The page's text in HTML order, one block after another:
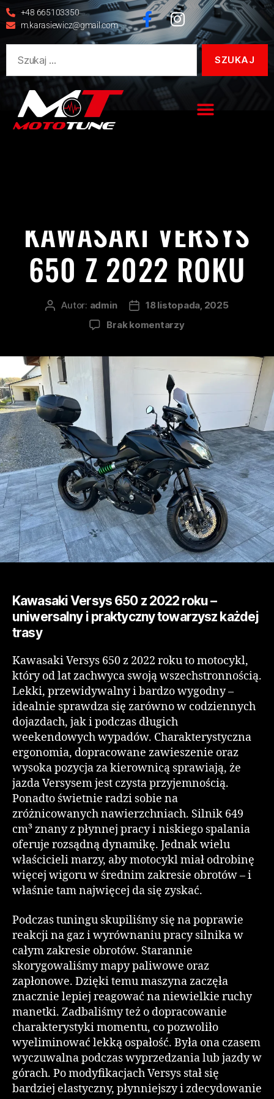
+48 665103350
m.karasiewicz@gmail.com
KAWASAKI VERSYS
650 Z 2022 ROKU
Autor: admin
18 listopada, 2025
Brak komentarzy
Kawasaki Versys 650 z 2022 roku –
uniwersalny i praktyczny towarzysz każdej
trasy
Kawasaki Versys 650 z 2022 roku to motocykl,
który od lat zachwyca swoją wszechstronnością.
Lekki, przewidywalny i bardzo wygodny –
idealnie sprawdza się zarówno w codziennych
dojazdach, jak i podczas długich
weekendowych wypadów. Charakterystyczna
ergonomia, dopracowane zawieszenie oraz
wysoka pozycja za kierownicą sprawiają, że
jazda Versysem jest czysta przyjemnością.
Ponadto świetnie radzi sobie na
zróżnicowanych nawierzchniach. Silnik 649
cm³ znany z płynnej pracy i niskiego spalania
oferuje rozsądną dynamikę. Jednak wielu
właścicieli marzy, aby motocykl miał odrobinę
więcej wigoru w średnim zakresie obrotów – i
właśnie tam najwięcej da się zyskać.
Podczas tuningu skupiliśmy się na poprawie
reakcji na gaz i wyrównaniu pracy silnika w
całym zakresie obrotów. Starannie
skorygowaliśmy mapy paliwowe oraz
zapłonowe. Dzięki temu maszyna zaczęła
znacznie lepiej reagować na niewielkie ruchy
manetki. Zadbaliśmy też o dopracowanie
charakterystyki momentu, co pozwoliło
wyeliminować lekką ospałość. Była ona czasem
wyczuwalna podczas wyprzedzania lub jazdy w
górach. Po modyfikacjach Versys stał się
bardziej elastyczny, płynniejszy i zdecydowanie